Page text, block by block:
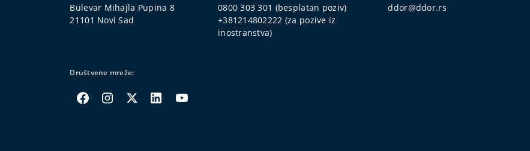
Bulevar Mihajla Pupina 8
21101 Novi Sad
0800 303 301 (besplatan poziv)
+381214802222 (za pozive iz
inostranstva)
ddor@ddor.rs
Društvene mreže: